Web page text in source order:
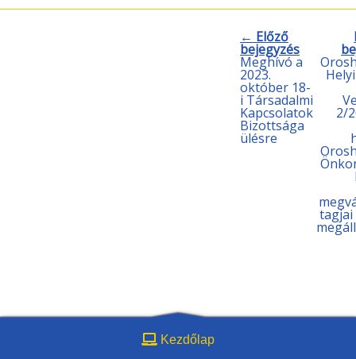
← Előző
bejegyzés
Meghívó a
2023.
október 18-
i Társadalmi
Kapcsolatok
Bizottsága
ülésre
2/
tagjai
Kezdőlap